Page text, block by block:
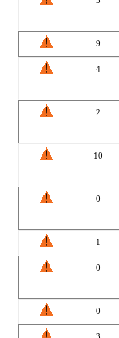
9
4
2
10
0
1
0
0